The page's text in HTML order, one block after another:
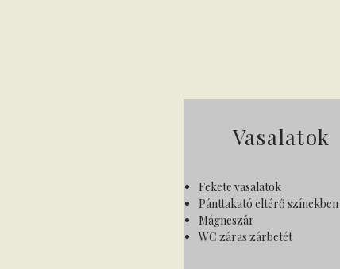
Vasalatok
Fekete vasalatok
Pánttakató eltérő színekben
Mágneszár
​WC záras zárbetét